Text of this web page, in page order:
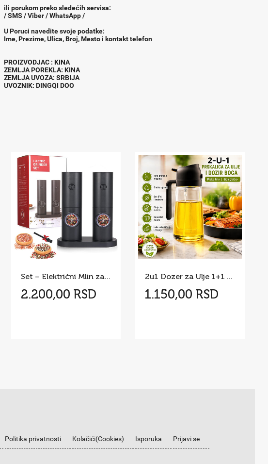
ili porukom preko sledećih servisa:
/ SMS / Viber / WhatsApp /
U Poruci navedite svoje podatke:
Ime, Prezime, Ulica, Broj, Mesto i kontakt telefon
PROIZVODJAC : KINA
ZEMLJA POREKLA: KINA
ZEMLJA UVOZA: SRBIJA
UVOZNIK: DINGQI DOO
Set – Električni Mlin za Začine
2.200,00 RSD
2u1 Dozer za Ulje 1+1 GRATIS
1.150,00 RSD
Politika privatnosti Kolačići(Cookies) Isporuka Prijavi se